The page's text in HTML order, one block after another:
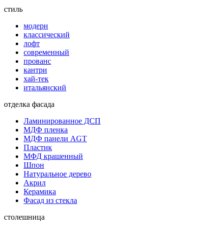
стиль
модерн
классический
лофт
современный
прованс
кантри
хай-тек
итальянский
отделка фасада
Ламинированное ДСП
МДФ пленка
МДФ панели AGT
Пластик
МФД крашенный
Шпон
Натуральное дерево
Акрил
Керамика
Фасад из стекла
столешница